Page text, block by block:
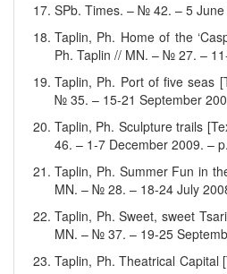
SPb. Times. – № 42. – 5
Taplin, Ph. Home of the
Ph. Taplin // MN. – № 27. –
Taplin, Ph. Port of five seas
№ 35. – 15-21 September
Taplin, Ph. Sculpture trails
46. – 1-7 December 2009. –
Taplin, Ph. Summer Fun in
MN. – № 28. – 18-24 July
Taplin, Ph. Sweet, sweet
MN. – № 37. – 19-25
Taplin, Ph. Theatrical Capital